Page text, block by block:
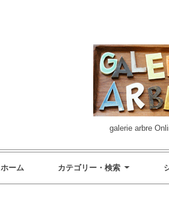
galerie arbre
ホーム カテゴリー・検索